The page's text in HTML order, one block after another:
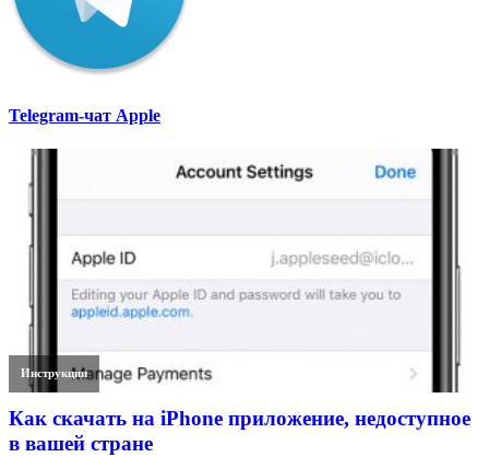
Telegram-чат Apple
Инструкции
Как скачать на iPhone приложение, недоступное
в вашей стране